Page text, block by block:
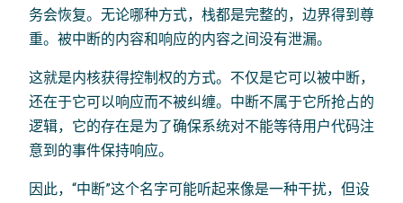
务会恢复。无论哪种方式，栈都是完整的，边界得到尊
重。被中断的内容和响应的内容之间没有泄漏。
这就是内核获得控制权的方式。不仅是它可以被中断，
还在于它可以响应而不被纠缠。中断不属于它所抢占的
逻辑，它的存在是为了确保系统对不能等待用户代码注
意到的事件保持响应。
因此，“中断”这个名字可能听起来像是一种干扰，但设